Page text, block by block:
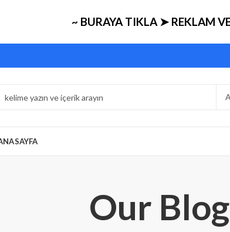
~ BURAYA TIKLA ➤ REKLAM
Our Blog